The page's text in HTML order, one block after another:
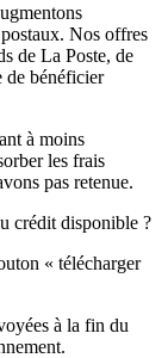
Nos offres
de La Poste, de
de bénéficier
à moins
les frais
pas retenue.
crédit disponible ?
« télécharger
à la fin du